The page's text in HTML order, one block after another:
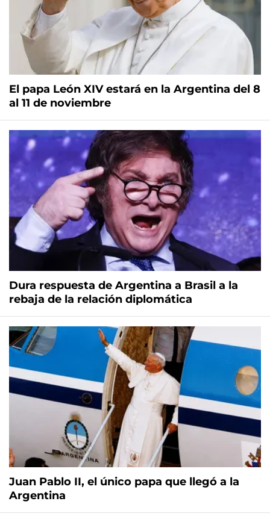
El papa León XIV estará en la Argentina del 8
al 11 de noviembre
Dura respuesta de Argentina a Brasil a la
rebaja de la relación diplomática
Juan Pablo II, el único papa que llegó a la
Argentina